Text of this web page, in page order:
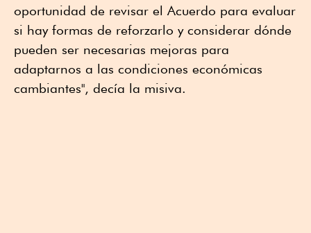
oportunidad de revisar el Acuerdo para evaluar
si hay formas de reforzarlo y considerar dónde
pueden ser necesarias mejoras para
adaptarnos a las condiciones económicas
cambiantes", decía la misiva.